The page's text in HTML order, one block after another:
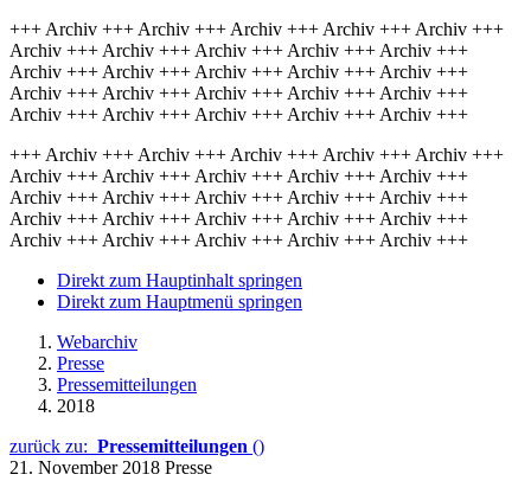
+++ Archiv +++ Archiv +++ Archiv +++ Archiv +++ Archiv +++
Archiv +++ Archiv +++ Archiv +++ Archiv +++ Archiv +++
Archiv +++ Archiv +++ Archiv +++ Archiv +++ Archiv +++
Archiv +++ Archiv +++ Archiv +++ Archiv +++ Archiv +++
Archiv +++ Archiv +++ Archiv +++ Archiv +++ Archiv +++
+++ Archiv +++ Archiv +++ Archiv +++ Archiv +++ Archiv +++
Archiv +++ Archiv +++ Archiv +++ Archiv +++ Archiv +++
Archiv +++ Archiv +++ Archiv +++ Archiv +++ Archiv +++
Archiv +++ Archiv +++ Archiv +++ Archiv +++ Archiv +++
Archiv +++ Archiv +++ Archiv +++ Archiv +++ Archiv +++
Direkt zum Hauptinhalt springen
Direkt zum Hauptmenü springen
Webarchiv
Presse
Pressemitteilungen
2018
zurück zu: Pressemitteilungen ()
21. November 2018 Presse